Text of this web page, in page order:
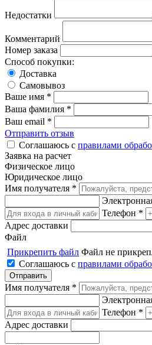
Недостатки
Комментарий
Номер заказа
Способ покупки:
Доставка
Самовывоз
Ваше имя *
Ваша фамилия *
Ваш email *
Отправить отзыв
Соглашаюсь с правилами
Заявка на расчет
Физическое лицо
Юридическое лицо
Имя получателя *
Телефон *
Адрес доставки
Файл
Прикрепить файл Файл не
Соглашаюсь с правилами
Имя получателя *
Телефон *
Адрес доставки